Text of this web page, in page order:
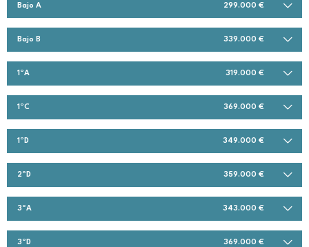
Bajo A 299.000 €
Bajo B 339.000 €
1ºA 319.000 €
1ºC 369.000 €
1ºD 349.000 €
2ºD 359.000 €
3ºA 343.000 €
3ºD 369.000 €